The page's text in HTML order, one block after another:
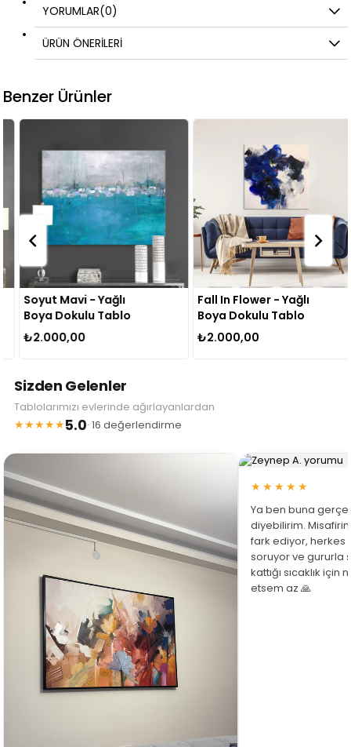
YORUMLAR(0)
ÜRÜN ÖNERILERI
Benzer Ürünler
Soyut Mavi - Yağlı
Boya Dokulu Tablo
₺2.000,00
Fall In Flower - Yağlı
Boya Dokulu Tablo
₺2.000,00
Sizden Gelenler
Tablolarımızı evlerinde ağırlayanlardan
★★★★★5.0· 16 değerlendirme
★★★★★
Ya ben buna
diyebilirim.
fark ediyor, herkes
soruyor ve gururla
kattığı sıcaklık
etsem az 🙏